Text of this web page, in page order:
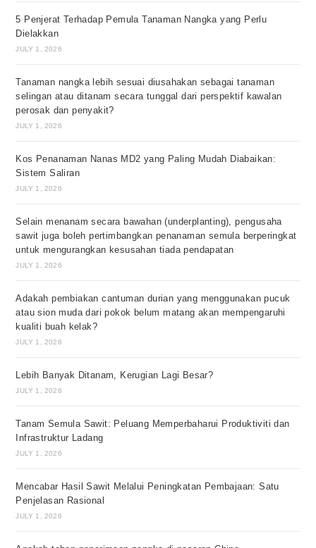
5 Penjerat Terhadap Pemula Tanaman Nangka yang Perlu
Dielakkan
JULY 1, 2026
Tanaman nangka lebih sesuai diusahakan sebagai tanaman
selingan atau ditanam secara tunggal dari perspektif kawalan
perosak dan penyakit?
JULY 1, 2026
Kos Penanaman Nanas MD2 yang Paling Mudah Diabaikan:
Sistem Saliran
JULY 1, 2026
Selain menanam secara bawahan (underplanting), pengusaha
sawit juga boleh pertimbangkan penanaman semula berperingkat
untuk mengurangkan kesusahan tiada pendapatan
JULY 1, 2026
Adakah pembiakan cantuman durian yang menggunakan pucuk
atau sion muda dari pokok belum matang akan mempengaruhi
kualiti buah kelak?
JULY 1, 2026
Lebih Banyak Ditanam, Kerugian Lagi Besar?
JULY 1, 2026
Tanam Semula Sawit: Peluang Memperbaharui Produktiviti dan
Infrastruktur Ladang
JULY 1, 2026
Mencabar Hasil Sawit Melalui Peningkatan Pembajaan: Satu
Penjelasan Rasional
JULY 1, 2026